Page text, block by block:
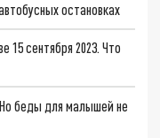
остановках
15 сентября 2023. Что
беды для малышей не